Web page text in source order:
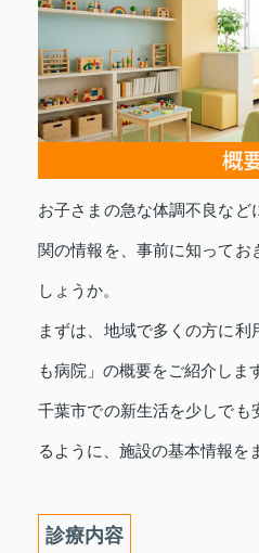
お子さまの急な体調不良など
関の情報を、事前に知ってお
しょうか。
まずは、地域で多くの方に
も病院」の概要をご紹介しま
千葉市での新生活を少しでも
るように、施設の基本情報を
診療内容